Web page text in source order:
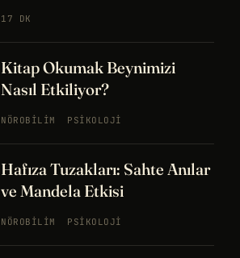
17 DK
Kitap Okumak Beynimizi
Nasıl Etkiliyor?
NÖROBILIM PSIKOLOJI
Hafıza Tuzakları: Sahte Anılar
ve Mandela Etkisi
NÖROBILIM PSIKOLOJI